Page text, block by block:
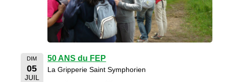
DIM
05
JUIL
50 ANS du FEP
La Gripperie Saint Symphorien